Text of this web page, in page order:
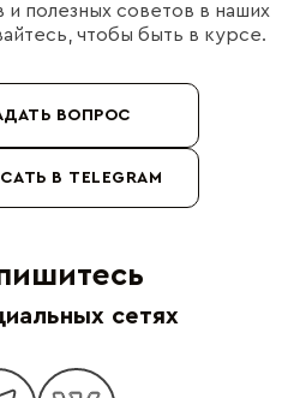
полезных советов в наших
чтобы быть в курсе.
ВОПРОС
В TELEGRAM
сетях